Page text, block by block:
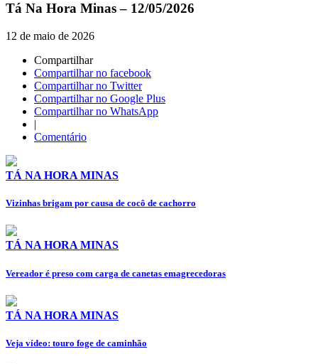
Tá Na Hora Minas – 12/05/2026
12 de maio de 2026
Compartilhar
Compartilhar no facebook
Compartilhar no Twitter
Compartilhar no Google Plus
Compartilhar no WhatsApp
|
Comentário
TÁ NA HORA MINAS
Vizinhas brigam por causa de cocô de cachorro
TÁ NA HORA MINAS
Vereador é preso com carga de canetas emagrecedoras
TÁ NA HORA MINAS
Veja vídeo: touro foge de caminhão